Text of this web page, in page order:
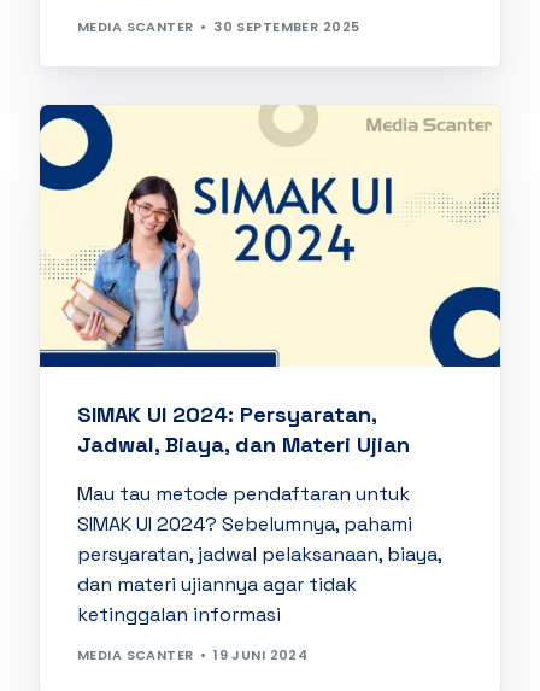
MEDIA SCANTER 30 SEPTEMBER 2025
SIMAK UI 2024: Persyaratan,
Jadwal, Biaya, dan Materi Ujian
Mau tau metode pendaftaran untuk
SIMAK UI 2024? Sebelumnya, pahami
persyaratan, jadwal pelaksanaan, biaya,
dan materi ujiannya agar tidak
ketinggalan informasi
MEDIA SCANTER 19 JUNI 2024